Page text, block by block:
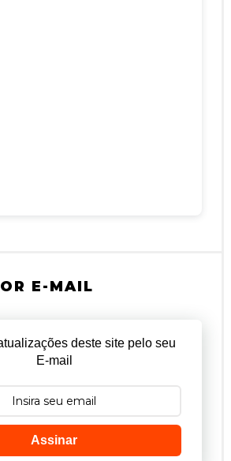
E-MAIL
deste site pelo seu
E-mail
Assinar